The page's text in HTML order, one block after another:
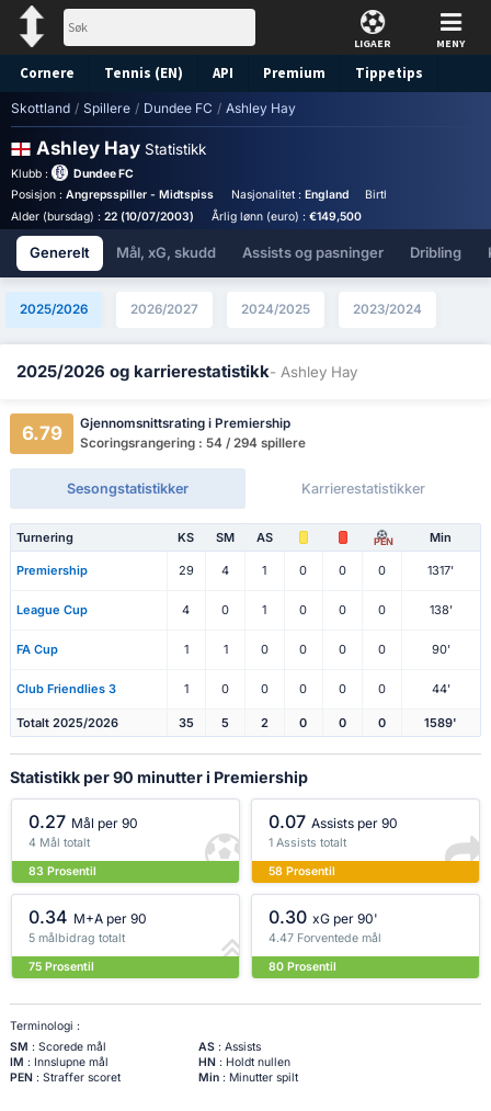
LIGAER MENY
Cornere Tennis (EN) API Premium Tippetips
Skottland / Spillere / Dundee FC / Ashley Hay
Ashley Hay Statistikk
Klubb :
Dundee FC
Posisjon : Angrepsspiller - Midtspiss Nasjonalitet : England Birthplace :
Alder (bursdag) : 22 (10/07/2003) Årlig lønn (euro) : €149,500
Generelt Mål, xG, skudd Assists og pasninger Dribling
2025/2026 2026/2027 2024/2025 2023/2024
2025/2026 og karrierestatistikk- Ashley Hay
6.79
Gjennomsnittsrating i Premiership
Scoringsrangering : 54 / 294 spillere
Sesongstatistikker Karrierestatistikker
Turnering KS SM AS PEN Min
Premiership 29 4 1 0 0 0 1317'
League Cup 4 0 1 0 0 0 138'
FA Cup 1 1 0 0 0 0 90'
Club Friendlies 3 1 0 0 0 0 0 44'
Totalt 2025/2026 35 5 2 0 0 0 1589'
Statistikk per 90 minutter i Premiership
0.27 Mål per 90
4 Mål totalt
83 Prosentil
0.07 Assists per 90
1 Assists totalt
58 Prosentil
0.34 M+A per 90
5 målbidrag totalt
75 Prosentil
0.30 xG per 90'
4.47 Forventede mål
80 Prosentil
Terminologi :
SM : Scorede mål AS: Assists
IM : Innslupne mål HN: Holdt nullen
PEN: Straffer scoret Min: Minutter spilt